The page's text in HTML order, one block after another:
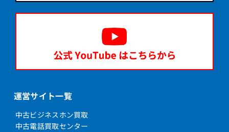
運営サイト一覧
中古ビジネスホン買取
中古電話買取センター